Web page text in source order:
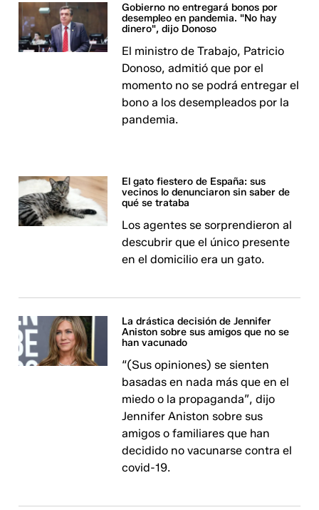
Gobierno no entregará bonos por
desempleo en pandemia. "No hay
dinero", dijo Donoso
El ministro de Trabajo, Patricio
Donoso, admitió que por el
momento no se podrá entregar el
bono a los desempleados por la
pandemia.
El gato fiestero de España: sus
vecinos lo denunciaron sin saber de
qué se trataba
Los agentes se sorprendieron al
descubrir que el único presente
en el domicilio era un gato.
La drástica decisión de Jennifer
Aniston sobre sus amigos que no se
han vacunado
“(Sus opiniones) se sienten
basadas en nada más que en el
miedo o la propaganda”, dijo
Jennifer Aniston sobre sus
amigos o familiares que han
decidido no vacunarse contra el
covid-19.